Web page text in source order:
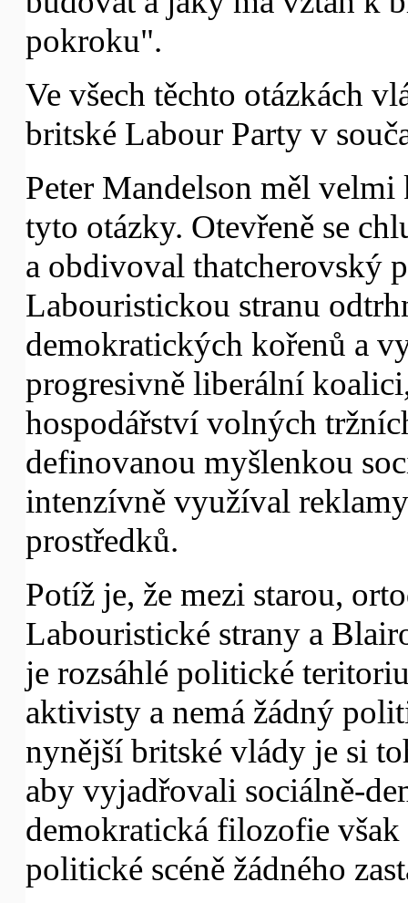
pokroku".
Ve všech těchto otázkách
britské Labour Party v
Peter Mandelson měl
tyto otázky. Otevřeně se
a obdivoval thatcherovský
Labouristickou stranu
demokratických kořenů a
progresivně liberální
hospodářství volných
definovanou myšlenkou
intenzívně využíval
prostředků.
Potíž je, že mezi starou,
Labouristické strany a
je rozsáhlé politické
aktivisty a nemá žádný
nynější britské vlády je si
aby vyjadřovali sociálně-
demokratická filozofie však
politické scéně žádného